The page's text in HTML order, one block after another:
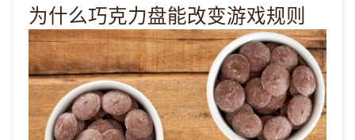
为什么巧克力盘能改变游戏规则